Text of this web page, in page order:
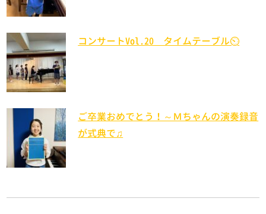
コンサートVol.20 タイムテーブル⏲
ご卒業おめでとう！～Ｍちゃんの演奏録音
が式典で♫